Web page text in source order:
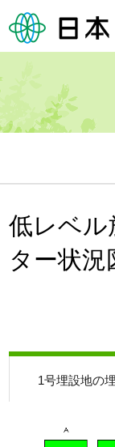
低レベル
ター状況
1号埋設地の